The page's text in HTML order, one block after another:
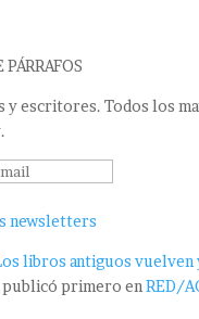
y escritores. Todos los
newsletters
libros antiguos vuelven
primero en RED/